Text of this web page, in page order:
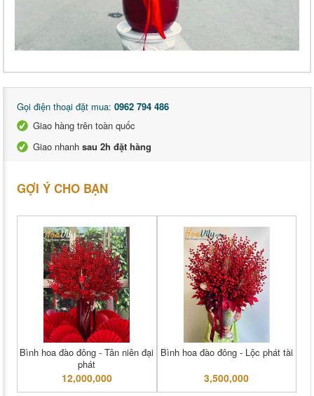
Gọi điện thoại đặt mua: 0962 794 486
Giao hàng trên toàn quốc
Giao nhanh sau 2h đặt hàng
GỢI Ý CHO BẠN
Bình hoa đào đông - Tân niên đại
phát
12,000,000
Bình hoa đào đông - Lộc phát tài
3,500,000